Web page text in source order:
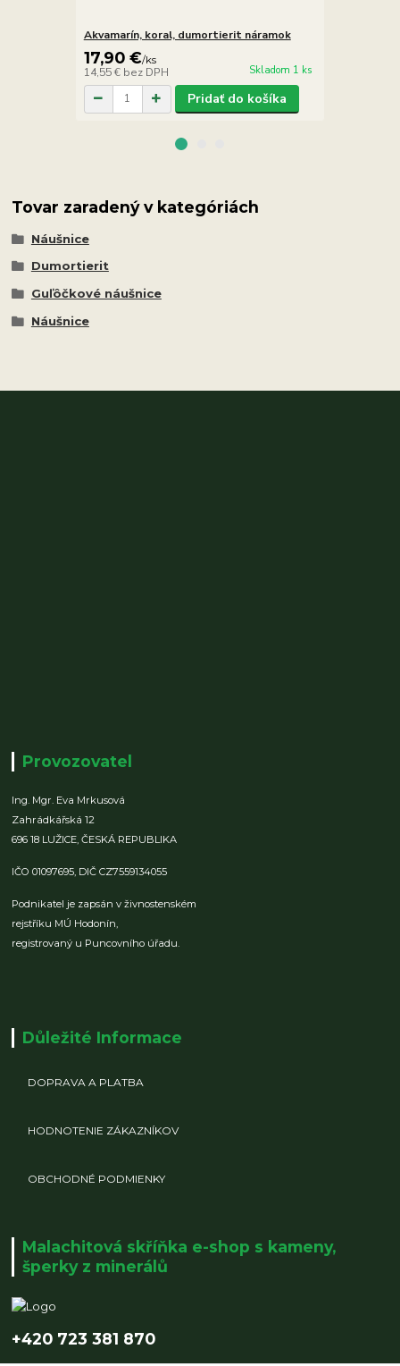
Akvamarín, koral, dumortierit náramok
17,90 €/ks
14,55 € bez DPH Skladom 1 ks
Pridať do košíka
Tovar zaradený v kategóriách
Náušnice
Dumortierit
Guľôčkové náušnice
Náušnice
Provozovatel
Ing. Mgr. Eva Mrkusová
Zahrádkářská 12
696 18 LUŽICE,ČESKÁ REPUBLIKA
IČO 01097695, DIČ CZ7559134055
Podnikatel je zapsán v živnostenském
rejstříku MÚ Hodonín,
registrovaný u Puncovního úřadu.
Důležité Informace
DOPRAVA A PLATBA
HODNOTENIE ZÁKAZNÍKOV
OBCHODNÉ PODMIENKY
Malachitová skříňka e-shop s kameny,
šperky z minerálů
+420 723 381 870